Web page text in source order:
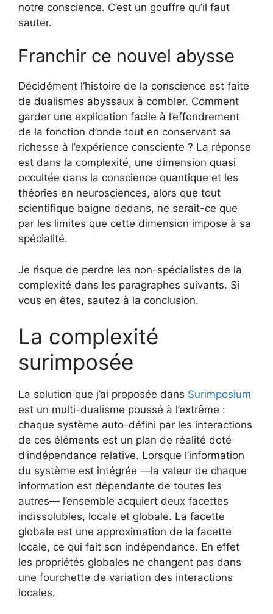
notre conscience. C’est un gouffre qu’il faut
sauter.
Franchir ce nouvel abysse
Décidément l’histoire de la conscience est faite
de dualismes abyssaux à combler. Comment
garder une explication facile à l’effondrement
de la fonction d’onde tout en conservant sa
richesse à l’expérience consciente ? La réponse
est dans la complexité, une dimension quasi
occultée dans la conscience quantique et les
théories en neurosciences, alors que tout
scientifique baigne dedans, ne serait-ce que
par les limites que cette dimension impose à sa
spécialité.
Je risque de perdre les non-spécialistes de la
complexité dans les paragraphes suivants. Si
vous en êtes, sautez à la conclusion.
La complexité
surimposée
La solution que j’ai proposée dans Surimposium
est un multi-dualisme poussé à l’extrême :
chaque système auto-défini par les interactions
de ces éléments est un plan de réalité doté
d’indépendance relative. Lorsque l’information
du système est intégrée —la valeur de chaque
information est dépendante de toutes les
autres— l’ensemble acquiert deux facettes
indissolubles, locale et globale. La facette
globale est une approximation de la facette
locale, ce qui fait son indépendance. En effet
les propriétés globales ne changent pas dans
une fourchette de variation des interactions
locales.